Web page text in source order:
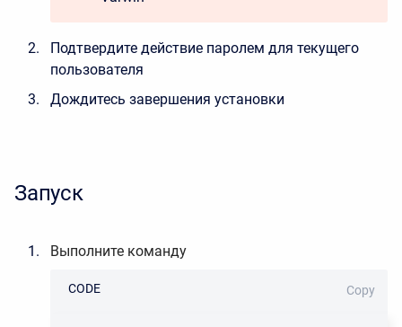
Подтвердите действие паролем для текущего
пользователя
Дождитесь завершения установки
Запуск
Выполните команду
Copy
CODE